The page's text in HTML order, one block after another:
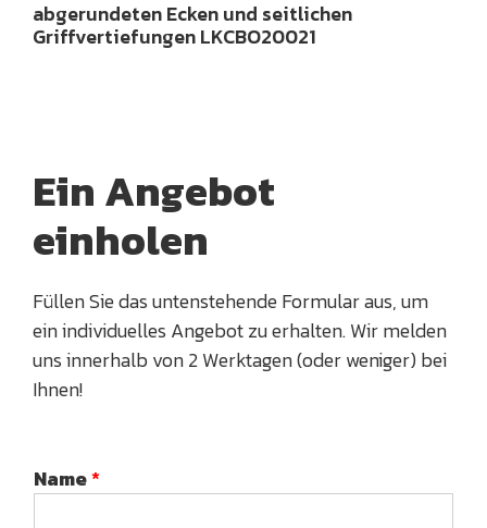
abgerundeten Ecken und seitlichen
Griffvertiefungen LKCBO20021
Ein Angebot
einholen
Füllen Sie das untenstehende Formular aus, um
ein individuelles Angebot zu erhalten. Wir melden
uns innerhalb von 2 Werktagen (oder weniger) bei
Ihnen!
Name*